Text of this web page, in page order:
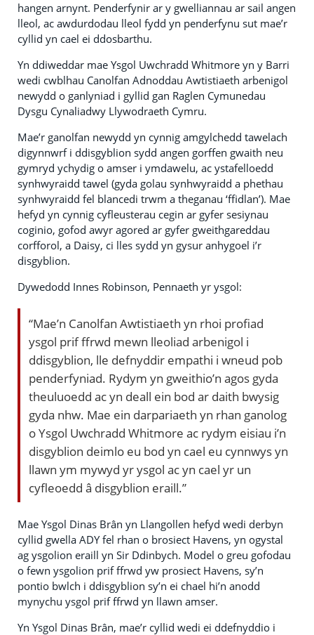
hangen arnynt. Penderfynir ar y gwelliannau ar sail angen
lleol, ac awdurdodau lleol fydd yn penderfynu sut mae’r
cyllid yn cael ei ddosbarthu.
Yn ddiweddar mae Ysgol Uwchradd Whitmore yn y Barri
wedi cwblhau Canolfan Adnoddau Awtistiaeth arbenigol
newydd o ganlyniad i gyllid gan Raglen Cymunedau
Dysgu Cynaliadwy Llywodraeth Cymru.
Mae’r ganolfan newydd yn cynnig amgylchedd tawelach
digynnwrf i ddisgyblion sydd angen gorffen gwaith neu
gymryd ychydig o amser i ymdawelu, ac ystafelloedd
synhwyraidd tawel (gyda golau synhwyraidd a phethau
synhwyraidd fel blancedi trwm a theganau ‘ffidlan’). Mae
hefyd yn cynnig cyfleusterau cegin ar gyfer sesiynau
coginio, gofod awyr agored ar gyfer gweithgareddau
corfforol, a Daisy, ci lles sydd yn gysur anhygoel i’r
disgyblion.
Dywedodd Innes Robinson, Pennaeth yr ysgol:
“Mae’n Canolfan Awtistiaeth yn rhoi profiad
ysgol prif ffrwd mewn lleoliad arbenigol i
ddisgyblion, lle defnyddir empathi i wneud pob
penderfyniad. Rydym yn gweithio’n agos gyda
theuluoedd ac yn deall ein bod ar daith bwysig
gyda nhw. Mae ein darpariaeth yn rhan ganolog
o Ysgol Uwchradd Whitmore ac rydym eisiau i’n
disgyblion deimlo eu bod yn cael eu cynnwys yn
llawn ym mywyd yr ysgol ac yn cael yr un
cyfleoedd â disgyblion eraill.”
Mae Ysgol Dinas Brân yn Llangollen hefyd wedi derbyn
cyllid gwella ADY fel rhan o brosiect Havens, yn ogystal
ag ysgolion eraill yn Sir Ddinbych. Model o greu gofodau
o fewn ysgolion prif ffrwd yw prosiect Havens, sy’n
pontio bwlch i ddisgyblion sy’n ei chael hi’n anodd
mynychu ysgol prif ffrwd yn llawn amser.
Yn Ysgol Dinas Brân, mae’r cyllid wedi ei ddefnyddio i